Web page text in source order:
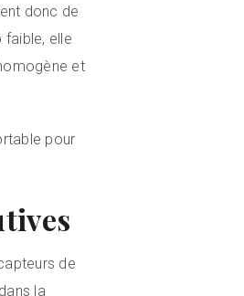
donc de
faible, elle
et
pour
de
la